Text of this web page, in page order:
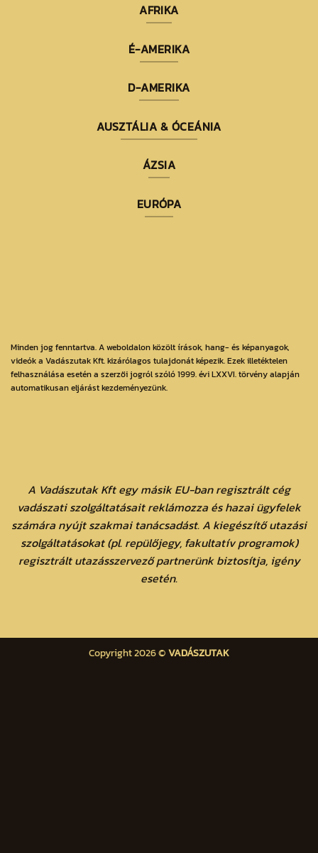
AFRIKA
É-AMERIKA
D-AMERIKA
AUSZTÁLIA & ÓCEÁNIA
ÁZSIA
EURÓPA
Minden jog fenntartva. A weboldalon közölt írások, hang- és képanyagok,
videók a Vadászutak Kft. kizárólagos tulajdonát képezik. Ezek illetéktelen
felhasználása esetén a szerzői jogról szóló 1999. évi LXXVI. törvény alapján
automatikusan eljárást kezdeményezünk.
A Vadászutak Kft egy másik EU-ban regisztrált cég
vadászati szolgáltatásait reklámozza és hazai ügyfelek
számára nyújt szakmai tanácsadást. A kiegészítő utazási
szolgáltatásokat (pl. repülőjegy, fakultatív programok)
regisztrált utazásszervező partnerünk biztosítja, igény
esetén.
Copyright 2026 ©VADÁSZUTAK